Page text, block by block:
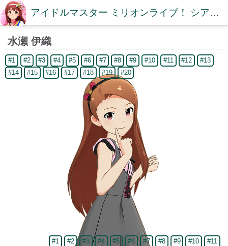
アイドルマスター ミリオンライブ！ シアターデイズDB【ミリシタDB】
水瀬 伊織
#1 #2 #3 #4 #5 #6 #7 #8 #9 #10 #11 #12
#13
#14
#15 #16 #17 #18 #19 #20
#1 #2 #3 #4 #5 #6 #7 #8 #9 #10 #11